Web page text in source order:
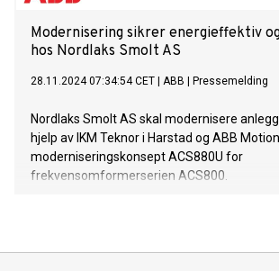
Modernisering sikrer energieffektiv
hos Nordlaks Smolt AS
28.11.2024 07:34:54 CET ABB Pressemelding
Nordlaks Smolt AS skal modernisere
hjelp av IKM Teknor i Harstad og ABB
moderniseringskonsept ACS880U for
frekvensomformerserien ACS800.